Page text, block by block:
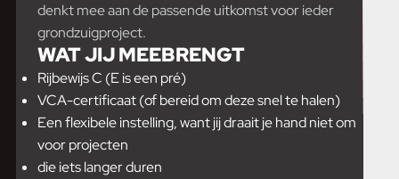
denkt mee aan de passende uitkomst voor ieder
grondzuigproject.
WAT JIJ MEEBRENGT
Rijbewijs C (E is een pré)
VCA-certificaat (of bereid om deze snel te halen)
Een flexibele instelling, want jij draait je hand niet om
voor projecten
die iets langer duren